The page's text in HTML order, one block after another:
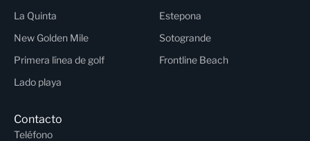
La Quinta
Estepona
New Golden Mile
Sotogrande
Primera línea de golf
Frontline Beach
Lado playa
Contacto
Teléfono